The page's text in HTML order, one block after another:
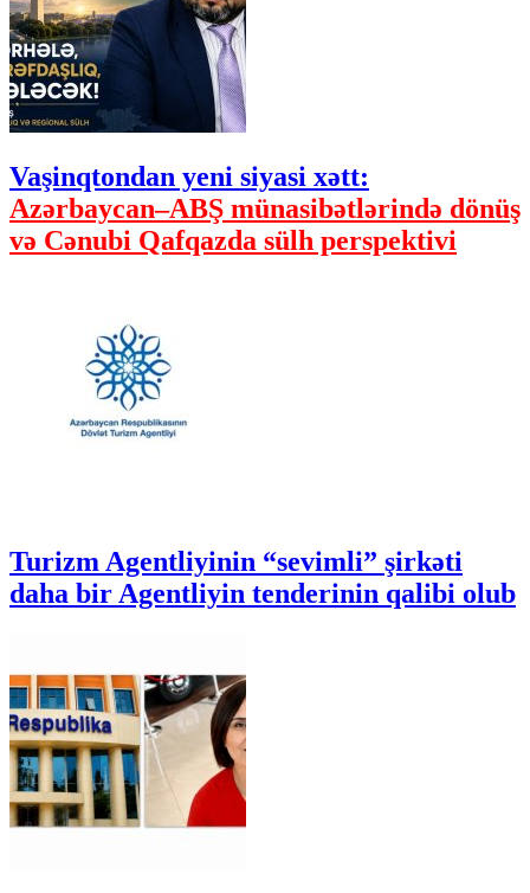
Vaşinqtondan yeni siyasi xətt:
Azərbaycan–ABŞ münasibətlərində dönüş
və Cənubi Qafqazda sülh perspektivi
Turizm Agentliyinin “sevimli” şirkəti
daha bir Agentliyin tenderinin qalibi olub